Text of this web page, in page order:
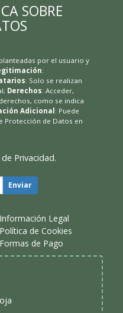
SOBRE
por el usuario y
:
: Solo se realizan
Derechos: Acceder,
como se indica
Adicional: Puede
Protección de Datos en
Privacidad.
Enviar
Información Legal
Política de Cookies
Formas de Pago